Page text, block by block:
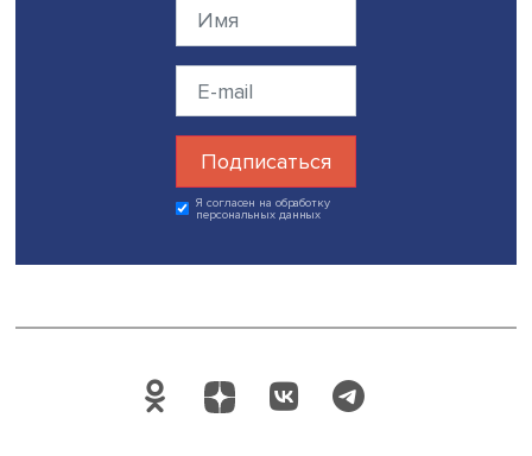
Дата публикации: 22.08.2022
Марина Полякова
коронавирус
Поделиться
Будь всегда в курсе !